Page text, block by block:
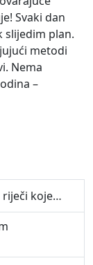
Svaki dan
plan.
metodi
Nema
–
riječi koje…